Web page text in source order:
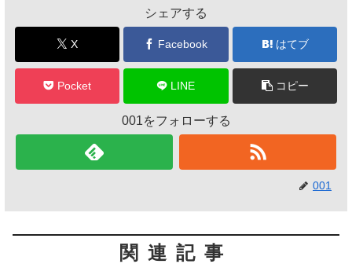
シェアする
X Facebook はてブ
Pocket LINE コピー
001をフォローする
001
関連記事